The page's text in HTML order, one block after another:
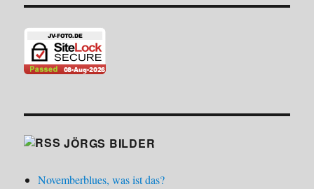
JÖRGS BILDER
Novemberblues, was ist das?